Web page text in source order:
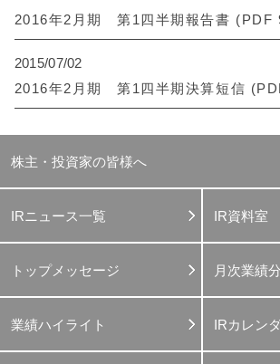
2016年2月期 第1四半期報告書 (PDF
2015/07/02
2016年2月期 第1四半期決算短信
株主・投資家の皆様へ
IRニュース一覧 IR資料室
トップメッセージ 月次業績
業績ハイライト IRカレン